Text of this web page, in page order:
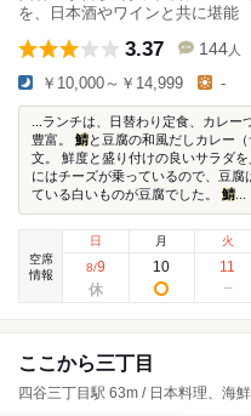
を、日本酒やワインと共に堪能
3.37 144 人
￥10,000～￥14,999 -
...ランチは、日替わり定食、カレ
豊富。 鯖と豆腐の和風だしカレー
文。 鮮度と盛り付けの良いサラダ
にはチーズが乗っているので、豆腐
ている白いものが豆腐でした。 鯖
空席
情報
日
8/9
月
10
火
11
ここから三丁目
四谷三丁目駅 63m / 日本料理、海